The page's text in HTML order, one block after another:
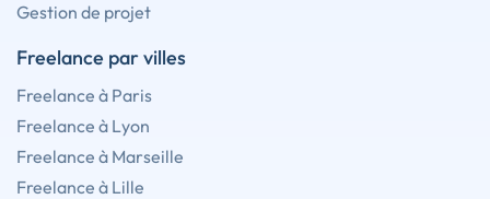
Gestion de projet
Freelance par villes
Freelance à Paris
Freelance à Lyon
Freelance à Marseille
Freelance à Lille